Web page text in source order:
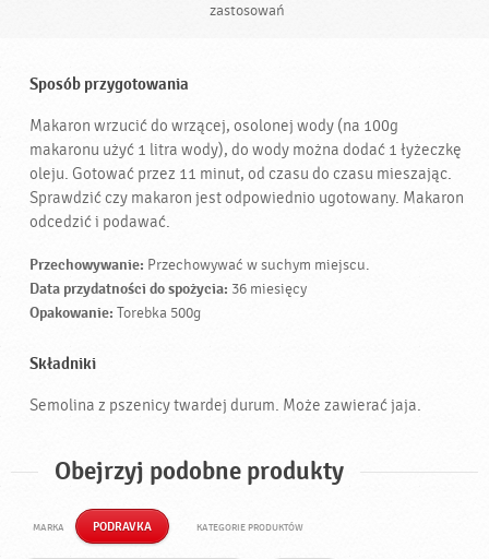
zastosowań
Sposób przygotowania
Makaron wrzucić do wrzącej, osolonej wody (na 100g
makaronu użyć 1 litra wody), do wody można dodać 1 łyżeczkę
oleju. Gotować przez 11 minut, od czasu do czasu mieszając.
Sprawdzić czy makaron jest odpowiednio ugotowany. Makaron
odcedzić i podawać.
Przechowywanie: Przechowywać w suchym miejscu.
Data przydatności do spożycia: 36 miesięcy
Opakowanie: Torebka 500g
Składniki
Semolina z pszenicy twardej durum. Może zawierać jaja.
Obejrzyj podobne produkty
MARKA PODRAVKA KATEGORIE PRODUKTÓW